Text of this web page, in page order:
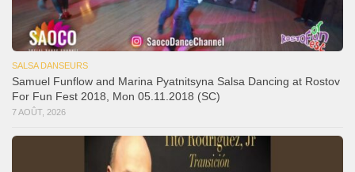
SALSA DANSEURS
Samuel Funflow and Marina Pyatnitsyna Salsa Dancing at Rostov
For Fun Fest 2018, Mon 05.11.2018 (SC)
7 AOÛT, 2026